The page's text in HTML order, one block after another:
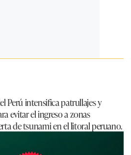
Perú intensifica patrullajes y
evitar el ingreso a zonas
de tsunami en el litoral peruano.